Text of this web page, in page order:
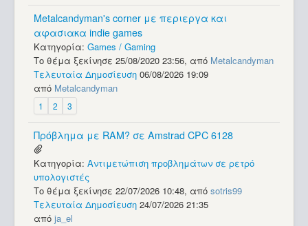
Metalcandyman's corner με περιεργα και
αφασιακα indie games
Κατηγορία: Games / Gaming
Το θέμα ξεκίνησε 25/08/2020 23:56, από Metalcandyman
Τελευταία Δημοσίευση 06/08/2026 19:09
από Metalcandyman
1 2 3
Πρόβλημα με RAM? σε Amstrad CPC 6128
Κατηγορία: Αντιμετώπιση προβλημάτων σε ρετρό
υπολογιστές
Το θέμα ξεκίνησε 22/07/2026 10:48, από sotris99
Τελευταία Δημοσίευση 24/07/2026 21:35
από ja_el